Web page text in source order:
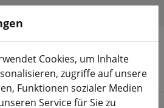
Cookies, um Inhalte
zugriffe auf unsere
Funktionen sozialer Medien
Service für Sie zu